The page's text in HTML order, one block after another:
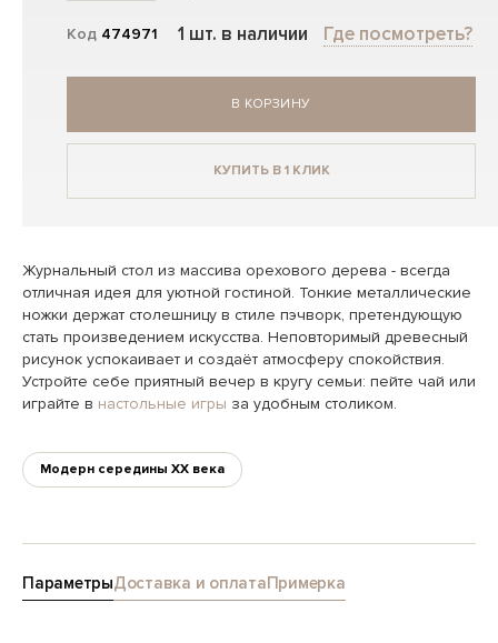
Код 474971 1 шт. в наличии Где посмотреть?
В КОРЗИНУ
КУПИТЬ В 1 КЛИК
Журнальный стол из массива орехового дерева - всегда
отличная идея для уютной гостиной. Тонкие металлические
ножки держат столешницу в стиле пэчворк, претендующую
стать произведением искусства. Неповторимый древесный
рисунок успокаивает и создаёт атмосферу спокойствия.
Устройте себе приятный вечер в кругу семьи: пейте чай или
играйте в настольные игры за удобным столиком.
Модерн середины XX века
ПараметрыДоставка и оплатаПримерка